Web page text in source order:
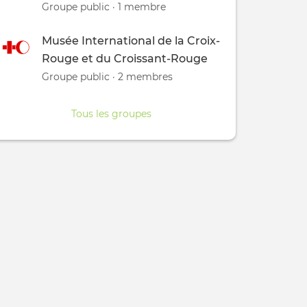
Groupe public · 1 membre
Musée International de la Croix-
Rouge et du Croissant-Rouge
Groupe public · 2 membres
Tous les groupes